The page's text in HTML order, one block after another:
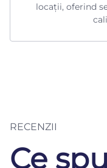
locații, oferind
RECENZII
Ce